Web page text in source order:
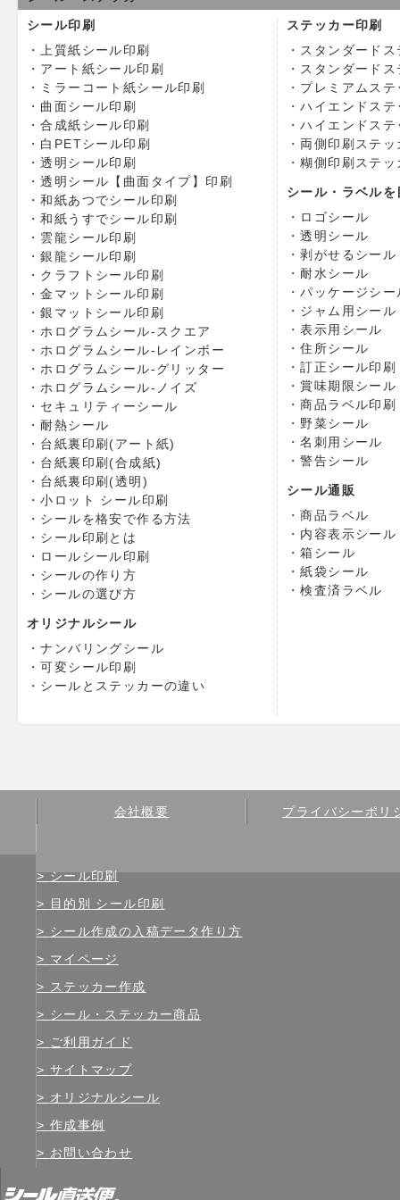
シール印刷
上質紙シール印刷
アート紙シール印刷
ミラーコート紙シール印刷
曲面シール印刷
合成紙シール印刷
白PETシール印刷
透明シール印刷
透明シール【曲面タイプ】印刷
和紙あつでシール印刷
和紙うすでシール印刷
雲龍シール印刷
銀龍シール印刷
クラフトシール印刷
金マットシール印刷
銀マットシール印刷
ホログラムシール-スクエア
ホログラムシール-レインボー
ホログラムシール-グリッター
ホログラムシール-ノイズ
セキュリティーシール
耐熱シール
台紙裏印刷(アート紙)
台紙裏印刷(合成紙)
台紙裏印刷(透明)
小ロット シール印刷
シールを格安で作る方法
シール印刷とは
ロールシール印刷
シールの作り方
シールの選び方
オリジナルシール
ナンバリングシール
可変シール印刷
シールとステッカーの違い
ステッカー印刷
スタンダード
スタンダード
プレミアムステ
ハイエンドステ
ハイエンドス
両側印刷ステッ
糊側印刷ステッ
シール・ラベル
ロゴシール
透明シール
剥がせるシール
耐水シール
パッケージシー
ジャム用シール
表示用シール
住所シール
訂正シール印刷
賞味期限シール
商品ラベル印刷
野菜シール
名刺用シール
警告シール
シール通販
商品ラベル
内容表示シール
箱シール
紙袋シール
検査済ラベル
会社概要 プライバシーポリ
シール印刷
目的別 シール印刷
シール作成の入稿データ作り方
マイページ
ステッカー作成
シール・ステッカー商品
ご利用ガイド
サイトマップ
オリジナルシール
作成事例
お問い合わせ